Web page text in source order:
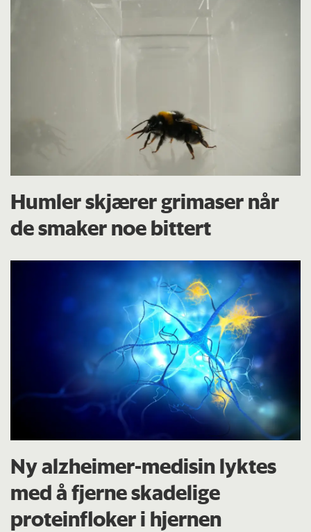
Humler skjærer grimaser når
de smaker noe bittert
Ny alzheimer-medisin lyktes
med å fjerne skadelige
proteinfloker i hjernen